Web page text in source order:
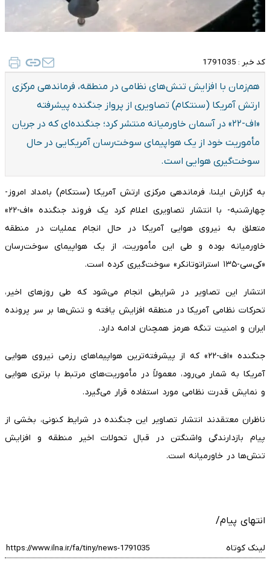
کد خبر : 1791035
هم‌زمان با افزایش تنش‌های نظامی در منطقه، فرماندهی مرکزی
ارتش آمریکا (سنتکام) تصاویری از پرواز جنگنده پیشرفته
«اف-۲۲» در آسمان خاورمیانه منتشر کرد؛ جنگنده‌ای که در جریان
مأموریت خود از یک هواپیمای سوخت‌رسان آمریکایی در حال
سوخت‌گیری هوایی است.
به گزارش ایلنا، فرماندهی مرکزی ارتش آمریکا (سنتکام) بامداد امروز-
چهارشنبه- با انتشار تصاویری اعلام کرد یک فروند جنگنده «اف-۲۲»
متعلق به نیروی هوایی آمریکا در حال انجام عملیات در منطقه
خاورمیانه بوده و طی این مأموریت، از یک هواپیمای سوخت‌رسان
«کی‌سی-۱۳۵ استراتوتانکر» سوخت‌گیری کرده است.
انتشار این تصاویر در شرایطی انجام می‌شود که طی روزهای اخیر،
تحرکات نظامی آمریکا در منطقه افزایش یافته و تنش‌ها بر سر پرونده
ایران و امنیت تنگه هرمز همچنان ادامه دارد.
جنگنده «اف-۲۲» که از پیشرفته‌ترین هواپیماهای رزمی نیروی هوایی
آمریکا به شمار می‌رود، معمولاً در مأموریت‌های مرتبط با برتری هوایی
و نمایش قدرت نظامی مورد استفاده قرار می‌گیرد.
ناظران معتقدند انتشار تصاویر این جنگنده در شرایط کنونی، بخشی از
پیام بازدارندگی واشنگتن در قبال تحولات اخیر منطقه و افزایش
تنش‌ها در خاورمیانه است.
انتهای پیام/
لینک کوتاه